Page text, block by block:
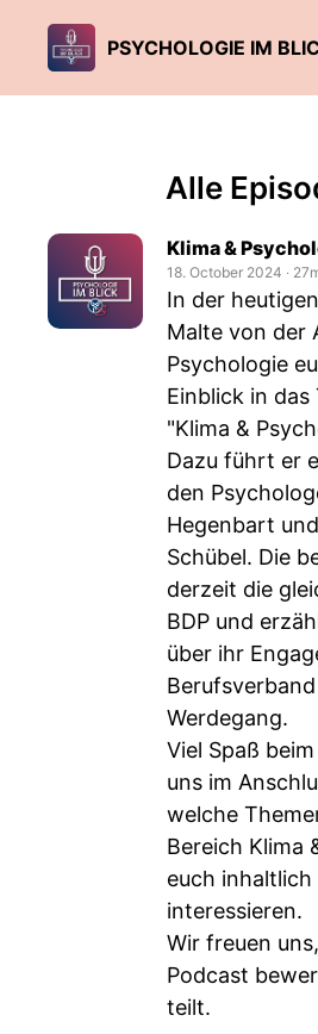
PSYCHOLOGIE IM
Alle
Klima &
18. October 2024 ‧
In der
Malte von der
Psychologie
Einblick in
"Klima &
Dazu führt er
den
Hegenbart
Schübel. Die
derzeit die
BDP und
über ihr
Werdegang.
Viel Spaß
uns im
welche
Bereich Klima
euch
interessieren.
Wir freuen
Podcast
teilt.